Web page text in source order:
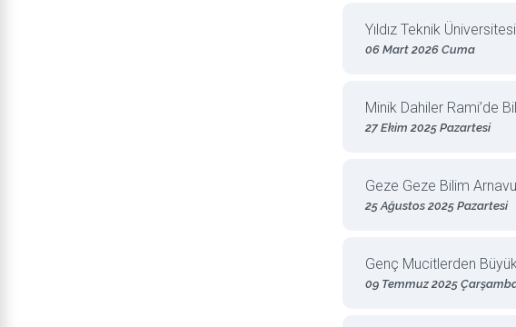
Yıldız Teknik
06 Mart 2026 Cuma
Minik Dahiler Rami’de
27 Ekim 2025 Pazartesi
Geze Geze Bilim
25 Ağustos 2025 Pazartesi
Genç Mucitlerden Büyük
09 Temmuz 2025